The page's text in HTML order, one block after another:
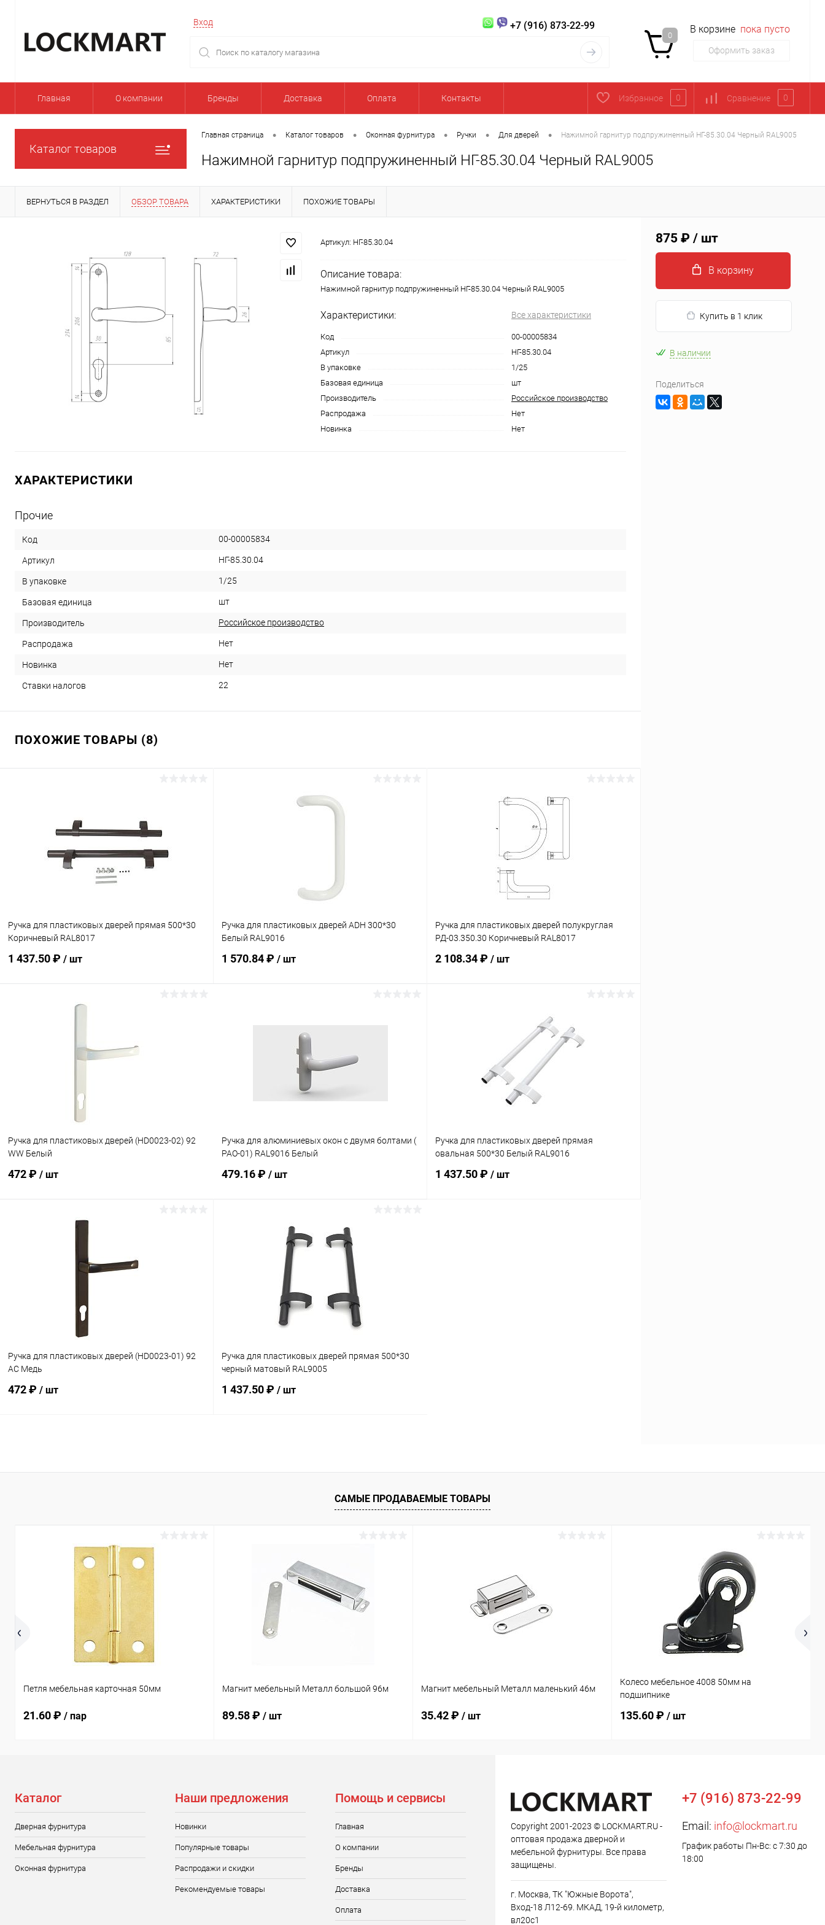
Вход +7 (916) 873-22-99
0
В корзине пока пусто
Оформить заказ
Главная О компании Бренды Доставка Оплата Контакты Избранное 0 Сравнение 0
Каталог товаров
Главная страница • Каталог товаров • Оконная фурнитура • Ручки • Для дверей • Нажимной гарнитур подпружиненный НГ-85.30.04 Черный RAL9005
Нажимной гарнитур подпружиненный НГ-85.30.04 Черный RAL9005
ВЕРНУТЬСЯ В РАЗДЕЛ ОБЗОР ТОВАРА ХАРАКТЕРИСТИКИ ПОХОЖИЕ ТОВАРЫ
Артикул: НГ-85.30.04
Описание товара:
Нажимной гарнитур подпружиненный НГ-85.30.04 Черный RAL9005
Характеристики: Все характеристики
Код
00-00005834
Артикул
НГ-85.30.04
В упаковке
1/25
Базовая единица
шт
Производитель
Российское производство
Распродажа
Нет
Новинка
Нет
ХАРАКТЕРИСТИКИ
Прочие
Код 00-00005834
Артикул НГ-85.30.04
В упаковке 1/25
Базовая единица шт
Производитель Российское производство
Распродажа Нет
Новинка Нет
Ставки налогов 22
ПОХОЖИЕ ТОВАРЫ (8)
Ручка для пластиковых дверей прямая 500*30
Коричневый RAL8017
1 437.50 ₽ / шт
Ручка для пластиковых дверей ADH 300*30
Белый RAL9016
1 570.84 ₽ / шт
В наличии
Ручка для пластиковых дверей полукруглая
РД-03.350.30 Коричневый RAL8017
2 108.34 ₽ / шт
Сравнение
Ручка для пластиковых дверей (HD0023-02) 92
WW Белый
472 ₽ / шт
Ручка для алюминиевых окон с двумя болтами (
РАО-01) RAL9016 Белый
479.16 ₽ / шт
В корзину
Купить в 1 клик Сравнение
В наличии
Ручка для пластиковых дверей прямая
овальная 500*30 Белый RAL9016
1 437.50 ₽ / шт
Ручка для пластиковых дверей (HD0023-01) 92
AC Медь
472 ₽ / шт
Купить в 1 клик Сравнение
Ручка для пластиковых дверей прямая 500*30
черный матовый RAL9005
1 437.50 ₽ / шт
Купить в 1 клик Сравнение
В наличии
875 ₽ / шт
В корзину
Купить в 1 клик
В наличии
Поделиться
САМЫЕ ПРОДАВАЕМЫЕ ТОВАРЫ
Петля мебельная карточная 50мм
21.60 ₽ / пар
Магнит мебельный Металл большой 96м
89.58 ₽ / шт
Магнит мебельный Металл маленький 46м
35.42 ₽ / шт
Колесо мебельное 4008 50мм на
подшипнике
135.60 ₽ / шт
Каталог
Дверная фурнитура
Мебельная фурнитура
Оконная фурнитура
Наши предложения
Новинки
Популярные товары
Распродажи и скидки
Рекомендуемые товары
Помощь и сервисы
Главная
О компании
Бренды
Доставка
Оплата
Copyright 2001-2023 © LOCKMART.RU -
оптовая продажа дверной и
мебельной фурнитуры. Все права
защищены.
г. Москва, ТК "Южные Ворота",
Вход-18 Л12-69. МКАД, 19-й километр,
вл20с1
+7 (916) 873-22-99
Email: info@lockmart.ru
График работы Пн-Вс: с 7:30 до
18:00